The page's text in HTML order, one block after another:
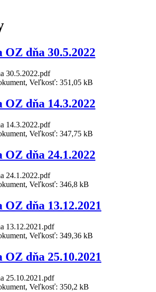
OZ dňa 30.5.2022
30.5.2022.pdf
Veľkosť: 351,05 kB
OZ dňa 14.3.2022
14.3.2022.pdf
Veľkosť: 347,75 kB
OZ dňa 24.1.2022
24.1.2022.pdf
Veľkosť: 346,8 kB
OZ dňa 13.12.2021
13.12.2021.pdf
Veľkosť: 349,36 kB
OZ dňa 25.10.2021
25.10.2021.pdf
Veľkosť: 350,2 kB